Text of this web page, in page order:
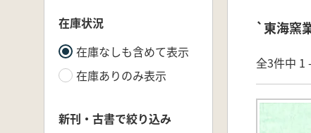
在庫状況
在庫なしも含めて表示
在庫ありのみ表示
新刊・古書で絞り込み
`東海窯
全3件中 1